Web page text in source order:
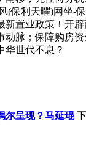
(保利天曜)网坐-
新置业政策！开
动脉；保障购房
华世代不息？
尔呈现？马延琨